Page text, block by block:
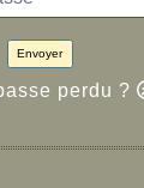
Envoyer
perdu ?